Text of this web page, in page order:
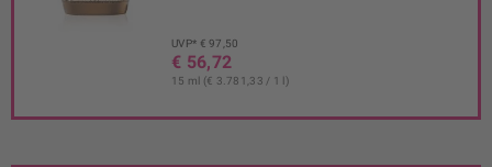
UVP* € 97,50
€ 56,72
15 ml (€ 3.781,33 / 1 l)